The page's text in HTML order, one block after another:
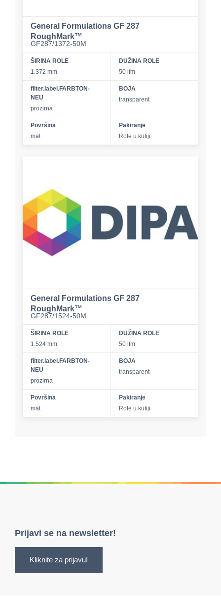
General Formulations GF 287
RoughMark™
GF287/1372-50M
ŠIRINA ROLE
1.372 mm
DUŽINA ROLE
50 lfm
filter.label.FARBTON-
NEU
prozirna
BOJA
transparent
Površina
mat
Pakiranje
Role u kutiji
General Formulations GF 287
RoughMark™
GF287/1524-50M
ŠIRINA ROLE
1.524 mm
DUŽINA ROLE
50 lfm
filter.label.FARBTON-
NEU
prozirna
BOJA
transparent
Površina
mat
Pakiranje
Role u kutiji
Prijavi se na newsletter!
Kliknite za prijavu!